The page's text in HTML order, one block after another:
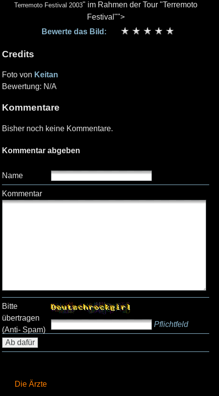
Die Ärzte
Terremoto Festival 2003" im Rahmen der Tour "Terremoto
Festival"">
Bewerte das Bild:
Credits
Foto von Keitan
Bewertung: N/A
Kommentare
Bisher noch keine Kommentare.
Kommentar abgeben
Name
Kommentar
Bitte
übertragen
(Anti- Spam)
Pflichtfeld